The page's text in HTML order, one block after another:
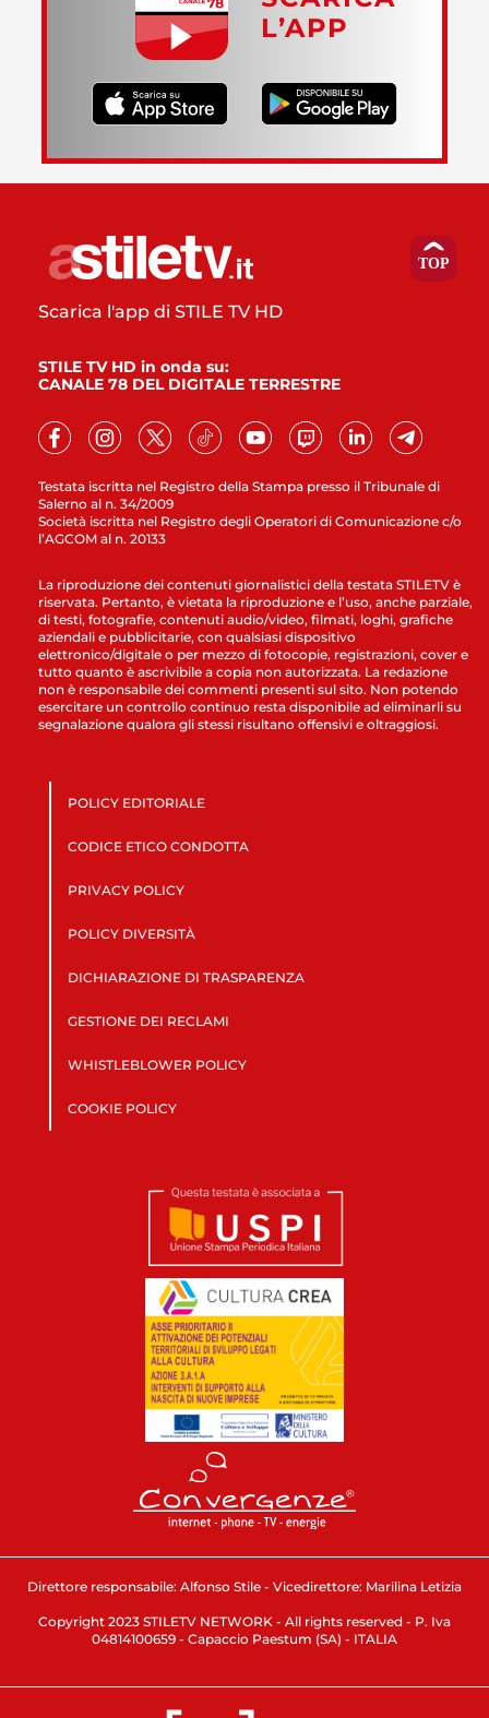
L’APP
Testata iscritta nel Registro della Stampa presso il Tribunale di
Salerno al n. 34/2009
Società iscritta nel Registro degli Operatori di Comunicazione c/o
l’AGCOM al n. 20133
Scarica l'app di STILE TV HD
STILE TV HD in onda su:
CANALE 78 DEL DIGITALE TERRESTRE
La riproduzione dei contenuti giornalistici della testata STILETV è
riservata. Pertanto, è vietata la riproduzione e l’uso, anche parziale,
di testi, fotografie, contenuti audio/video, filmati, loghi, grafiche
aziendali e pubblicitarie, con qualsiasi dispositivo
elettronico/digitale o per mezzo di fotocopie, registrazioni, cover e
tutto quanto è ascrivibile a copia non autorizzata. La redazione
non è responsabile dei commenti presenti sul sito. Non potendo
esercitare un controllo continuo resta disponibile ad eliminarli su
segnalazione qualora gli stessi risultano offensivi e oltraggiosi.
POLICY EDITORIALE
CODICE ETICO CONDOTTA
PRIVACY POLICY
POLICY DIVERSITÀ
DICHIARAZIONE DI TRASPARENZA
GESTIONE DEI RECLAMI
WHISTLEBLOWER POLICY
COOKIE POLICY
Direttore responsabile: Alfonso Stile - Vicedirettore: Marilina Letizia
Copyright 2023 STILETV NETWORK - All rights reserved - P. Iva
04814100659 - Capaccio Paestum (SA) - ITALIA